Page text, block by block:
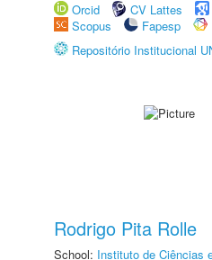
Orcid
CV Lattes
Scopus
Fapesp
Repositório Institucional
Rodrigo Pita Rolle
School: Instituto de Ciências